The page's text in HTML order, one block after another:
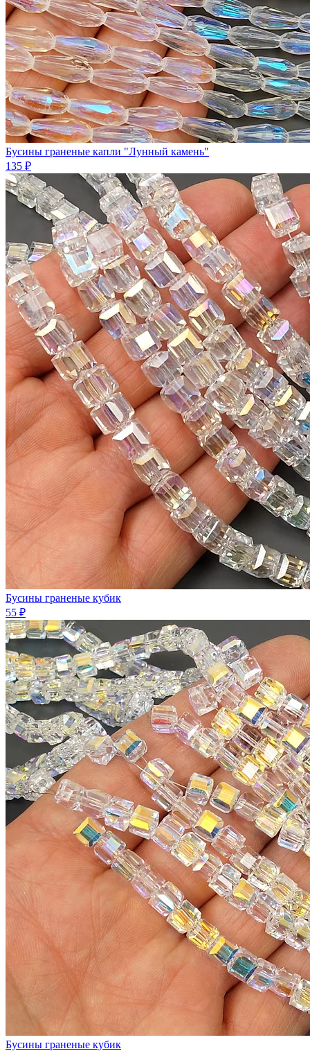
Бусины граненые капли "Лунный камень"
135 ₽
Бусины граненые кубик
55 ₽
Бусины граненые кубик